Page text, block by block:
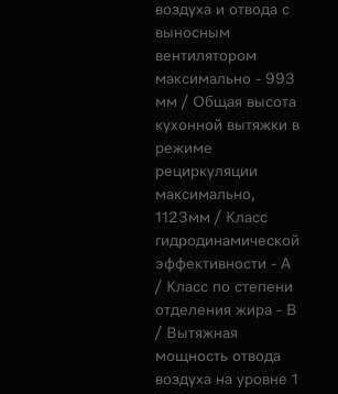
воздуха и отвода с
выносным
вентилятором
максимально - 993
мм / Общая высота
кухонной вытяжки в
режиме
рециркуляции
максимально,
1123мм / Класс
гидродинамической
эффективности - А
/ Класс по степени
отделения жира - В
/ Вытяжная
мощность отвода
воздуха на уровне 1